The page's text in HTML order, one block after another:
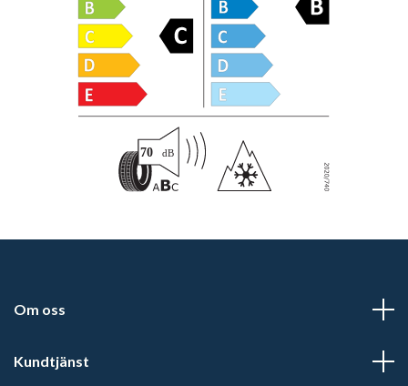
Om oss
Kundtjänst